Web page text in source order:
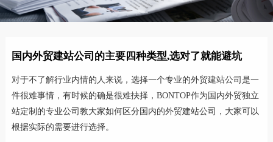
章
关
国内外贸建站公司的主要四种类型,选对了就能避坑
对于不了解行业内情的人来说，选择一个专业的外贸建站公司是一
件很难事情，有时候的确是很难抉择，BONTOP作为国内外贸独立
站定制的专业公司教大家如何区分国内的外贸建站公司，大家可以
根据实际的需要进行选择。